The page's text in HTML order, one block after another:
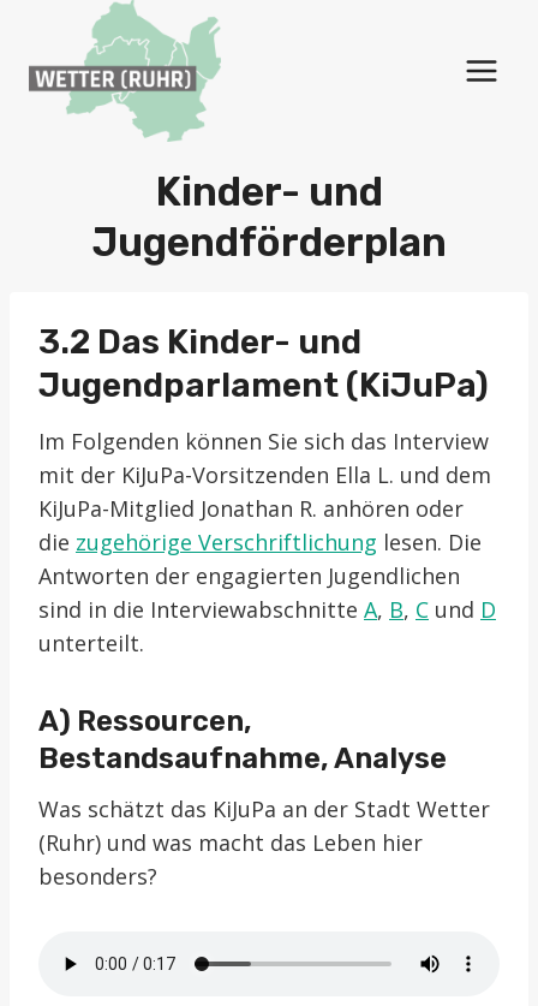
springen
Kinder- und
Jugendförderplan
3.2 Das Kinder- und
Jugendparlament (KiJuPa)
Im Folgenden können Sie sich das Interview
mit der KiJuPa-Vorsitzenden Ella L. und dem
KiJuPa-Mitglied Jonathan R. anhören oder
die zugehörige Verschriftlichung lesen. Die
Antworten der engagierten Jugendlichen
sind in die Interviewabschnitte A, B, C und D
unterteilt.
A) Ressourcen,
Bestandsaufnahme, Analyse
Was schätzt das KiJuPa an der Stadt Wetter
(Ruhr) und was macht das Leben hier
besonders?